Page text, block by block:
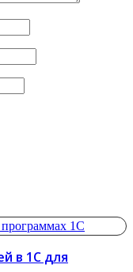
программах 1С
в 1С для